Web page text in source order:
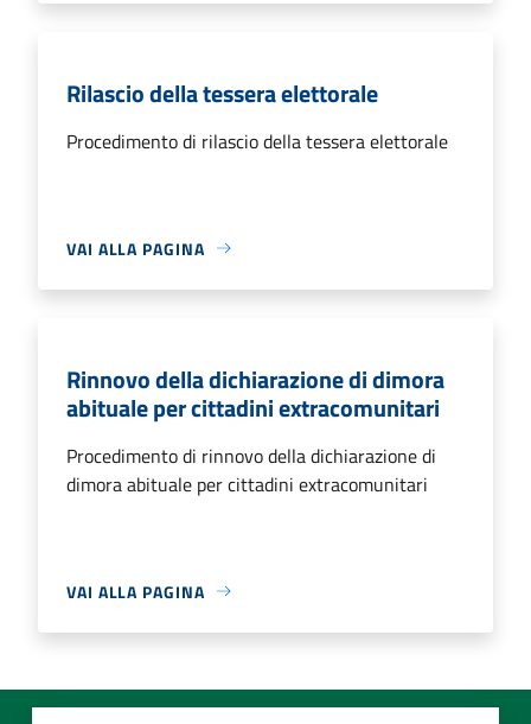
Rilascio della tessera elettorale
Procedimento di rilascio della tessera elettorale
VAI ALLA PAGINA
Rinnovo della dichiarazione di dimora
abituale per cittadini extracomunitari
Procedimento di rinnovo della dichiarazione di
dimora abituale per cittadini extracomunitari
VAI ALLA PAGINA